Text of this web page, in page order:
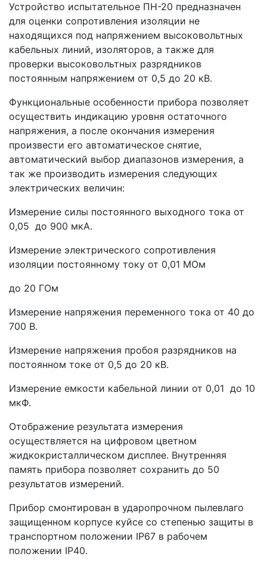
Устройство испытательное ПН-20 предназначен
для оценки сопротивления изоляции не
находящихся под напряжением высоковольтных
кабельных линий, изоляторов, а также для
проверки высоковольтных разрядников
постоянным напряжением от 0,5 до 20 кВ.
Функциональные особенности прибора позволяет
осуществить индикацию уровня остаточного
напряжения, а после окончания измерения
произвести его автоматическое снятие,
автоматический выбор диапазонов измерения, а
так же производить измерения следующих
электрических величин:
Измерение силы постоянного выходного тока от
0,05 до 900 мкА.
Измерение электрического сопротивления
изоляции постоянному току от 0,01 МОм
до 20 ГОм
Измерение напряжения переменного тока от 40 до
700 В.
Измерение напряжения пробоя разрядников на
постоянном токе от 0,5 до 20 кВ.
Измерение емкости кабельной линии от 0,01 до 10
мкФ.
Отображение результата измерения
осуществляется на цифровом цветном
жидкокристаллическом дисплее. Внутренняя
память прибора позволяет сохранить до 50
результатов измерений.
Прибор смонтирован в ударопрочном пылевлаго
защищенном корпусе куйсе со степенью защиты в
транспортном положении IP67 в рабочем
положении IP40.